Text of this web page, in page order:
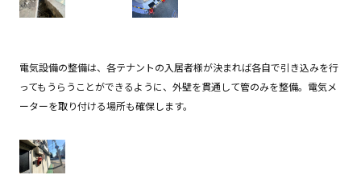
電気設備の整備は、各テナントの入居者様が決まれば各自で引き込みを行
ってもうらうことができるように、外壁を貫通して管のみを整備。電気メ
ーターを取り付ける場所も確保します。